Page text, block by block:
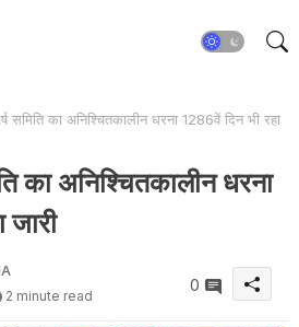
समिति का अनिश्चितकालीन धरना 1286वें दिन भी रहा
का अनिश्चितकालीन धरना
जारी
2 minute read
0